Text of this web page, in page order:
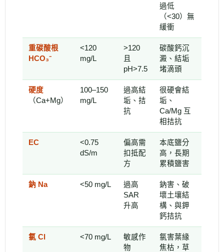
過低
（<30）無
緩衝
重碳酸根
HCO₃⁻
<120
mg/L
>120
且
pH>7.5
碳酸鈣沉
澱、結垢
堵滴頭
硬度
（Ca+Mg）
100–150
mg/L
過高結
垢、拮
抗
很硬會結
垢、
Ca/Mg 互
相拮抗
EC
<0.75
dS/m
偏高需
扣抵配
方
本底鹽分
高，長期
累積鹽害
鈉 Na <50 mg/L
過高
SAR
升高
鈉害、破
壞土壤結
構、與鉀
鈣拮抗
氯 Cl <70 mg/L
敏感作
物
氯害葉緣
焦枯，草